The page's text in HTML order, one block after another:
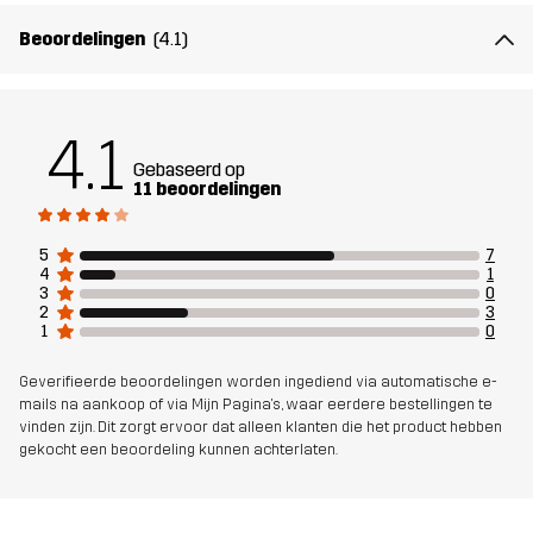
Ontworpen
WANDELEN
Artikelnummer
Beoordelingen (4.1)
4.1 Gebaseerd op
11 beoordelingen
5
7
4
1
3
0
2
3
1
0
Geverifieerde beoordelingen worden ingediend via automatische e-
mails na aankoop of via Mijn Pagina's, waar eerdere bestellingen te
vinden zijn. Dit zorgt ervoor dat alleen klanten die het product hebben
gekocht een beoordeling kunnen achterlaten.